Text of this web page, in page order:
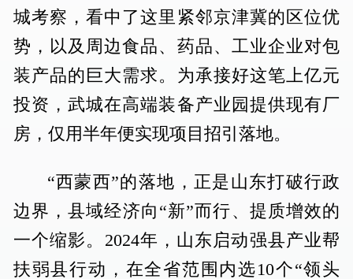
城考察，看中了这里紧邻京津冀的区位优
势，以及周边食品、药品、工业企业对包
装产品的巨大需求。为承接好这笔上亿元
投资，武城在高端装备产业园提供现有厂
房，仅用半年便实现项目招引落地。
“西蒙西”的落地，正是山东打破行政
边界，县域经济向“新”而行、提质增效的
一个缩影。2024年，山东启动强县产业帮
扶弱县行动，在全省范围内选10个“领头